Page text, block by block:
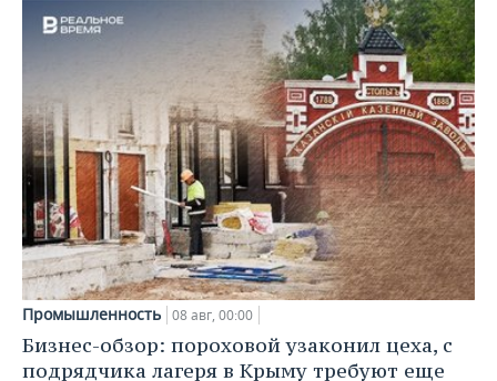
Промышленность 08 авг, 00:00
Бизнес-обзор: пороховой узаконил цеха, с
подрядчика лагеря в Крыму требуют еще